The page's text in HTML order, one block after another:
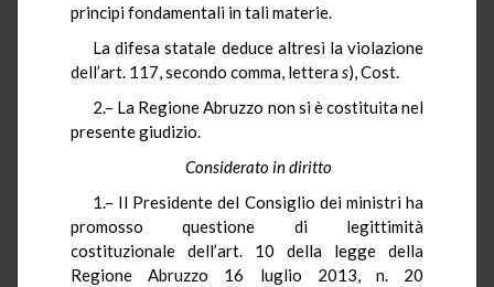
principi fondamentali in tali materie.
La difesa statale deduce altresì la violazione
dell’art. 117, secondo comma, letteras), Cost.
2.– La Regione Abruzzo non si è costituita nel
presente giudizio.
Considerato in diritto
1.– Il Presidente del Consiglio dei ministri ha
promosso questione di legittimità
costituzionale dell’art. 10 della legge della
Regione Abruzzo 16 luglio 2013, n. 20